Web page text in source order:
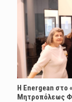
H Energean στο
Μητροπόλεως